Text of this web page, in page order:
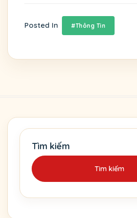
Posted In #Thông Tin
Tìm kiếm
Tìm kiếm